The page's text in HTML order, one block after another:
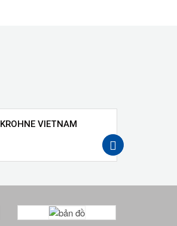
KROHNE VIETNAM
next